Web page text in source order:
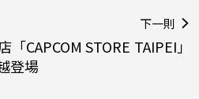
下一則
CAPCOM STORE TAIPEI」
登場